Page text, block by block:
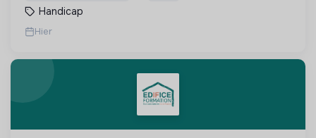
Handicap
Hier